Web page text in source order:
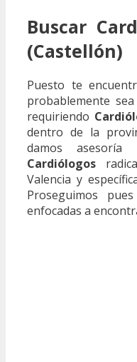
Buscar
(Castellón)
Puesto te
probablemente
requiriendo
dentro de la
damos
Cardiólogos
Valencia y
Proseguimos
enfocadas a